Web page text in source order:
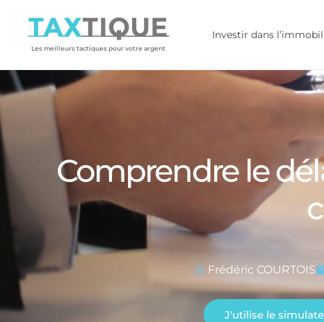
TAXTIQUE
Les meilleurs tactiques pour votre argent
Investir dans
Comprendre le
Frédéric COURTOIS
J'utilise le